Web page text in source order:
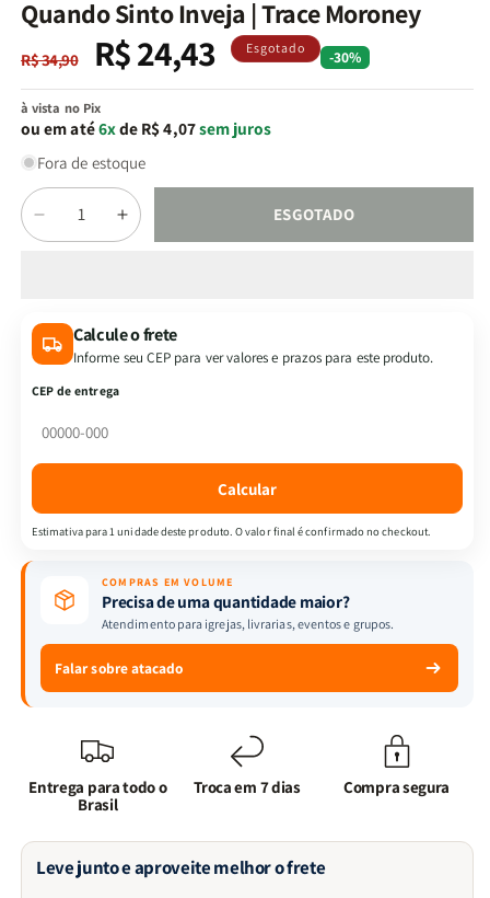
janela
modal
Quando Sinto Inveja | Trace Moroney
Preço
normal
R$ 34,90
Preço
promocional
R$ 24,43 Esgotado -30%
à vista no Pix
ou em até6xde R$ 4,07sem juros
Fora de estoque
Quantidade
Diminuir
a
Sinto
Inveja
|
Moroney
Aumentar
a
Sinto
Inveja
ESGOTADO
Calcule o frete
Informe seu CEP para ver valores e prazos para este produto.
CEP de entrega
Calcular
Estimativa para 1 unidade deste produto. O valor final é confirmado no checkout.
COMPRAS EM VOLUME
Precisa de uma quantidade maior?
Atendimento para igrejas, livrarias, eventos e grupos.
Falar sobre atacado
Entrega para todo o
Brasil
Troca em 7 dias Compra segura
Leve junto e aproveite melhor o frete